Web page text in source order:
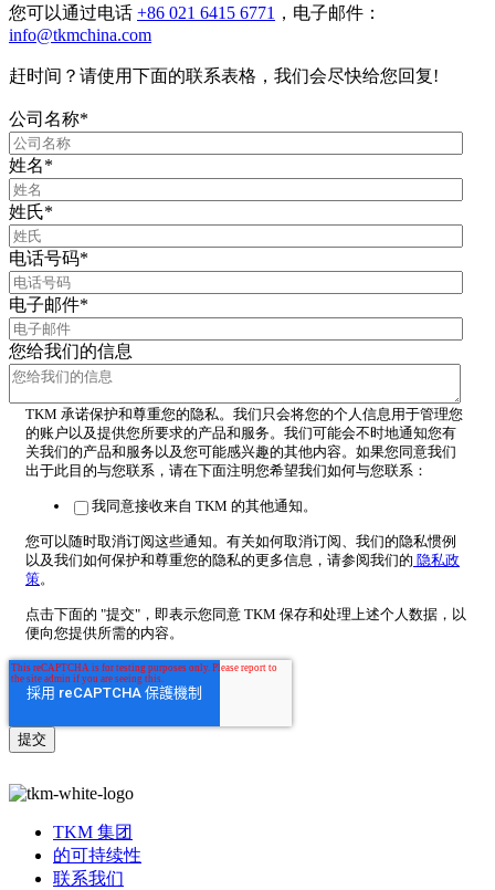
您可以通过电话 +86 021 6415 6771 ，电子邮件：
info@tkmchina.com
赶时间？请使用下面的联系表格，我们会尽快给您回复!
公司名称*
姓名*
姓氏*
电话号码*
电子邮件*
您给我们的信息
TKM 承诺保护和尊重您的隐私。我们只会将您的个人信息用于管理您
的账户以及提供您所要求的产品和服务。我们可能会不时地通知您有
关我们的产品和服务以及您可能感兴趣的其他内容。如果您同意我们
出于此目的与您联系，请在下面注明您希望我们如何与您联系：
我同意接收来自 TKM 的其他通知。
您可以随时取消订阅这些通知。有关如何取消订阅、我们的隐私惯例
以及我们如何保护和尊重您的隐私的更多信息，请参阅我们的 隐私政
策。
点击下面的 "提交"，即表示您同意 TKM 保存和处理上述个人数据，以
便向您提供所需的内容。
TKM 集团
的可持续性
联系我们